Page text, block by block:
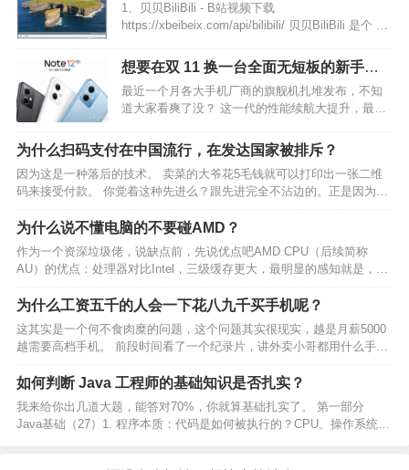
1、贝贝BiliBili - B站视频下载
https://xbeibeix.com/api/bilibili/ 贝贝BiliBili 是个 免
把视频链接粘贴进去 → 输入验证码 →…
想要在双 11 换一台全面无短板的新手
机，有没有「闭眼买」的机型推荐？
最近一个月各大手机厂商的旗舰机扎堆发布，不知
道大家看爽了没？ 这一代的性能续航大提升，最低
双 11 算是相当适合换手机的节点了！ 这次，小黑
就给大家推荐双 11 期间值得购买的手机...…
为什么扫码支付在中国流行，在发达国家被排斥？
因为这是一种落后的技术。 卖菜的大爷花5毛钱就可以打印出一张二维
码来接受付款。 你觉着这种先进么？跟先进完全不沾边的。正是因为不
先进，所以才能流行。 卖菜大爷用不起一台先进的、具有NFC感应功能
的、还能刷各种银行卡的收款机。 这就是现实。…
为什么说不懂电脑的不要碰AMD？
作为一个资深垃圾佬，说缺点前，先说优点吧AMD CPU（后续简称
AU）的优点：处理器对比Intel，三级缓存更大，最明显的感知就是，网
游帧数更高（5900X,7900X之类高端型号都是双CCX共享大缓存，反而
不如次一点的CPU帧数更高）；相…
为什么工资五千的人会一下花八九千买手机呢？
这其实是一个何不食肉糜的问题，这个问题其实很现实，越是月薪5000
越需要高档手机。 前段时间看了一个纪录片，讲外卖小哥都用什么手
机，结果发现绝大多数外卖小哥用的手机都是旗舰机型，有的时候宁可
买二手也要买旗舰。 因为 1外卖小哥对ip68等手…
如何判断 Java 工程师的基础知识是否扎实？
我来给你出几道大题，能答对70%，你就算基础扎实了。 第一部分
Java基础（27）1. 程序本质：代码是如何被执行的？CPU、操作系统、